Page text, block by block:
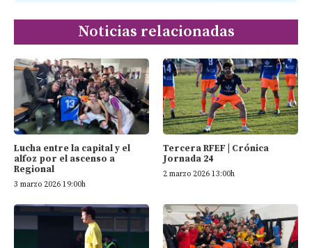
Noticias relacionadas
Lucha entre la capital y el
alfoz por el ascenso a
Regional
3 marzo 2026 19:00h
Tercera RFEF | Crónica
Jornada 24
2 marzo 2026 13:00h